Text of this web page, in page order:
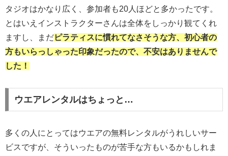
タジオはかなり広く、参加者も20人ほどと多かったです。
とはいえインストラクターさんは全体をしっかり観てくれ
ますし、まだピラティスに慣れてなさそうな方、初心者の
方もいらっしゃった印象だったので、不安はありませんで
した！
ウエアレンタルはちょっと…
多くの人にとってはウエアの無料レンタルがうれしいサー
ビスですが、そういったものが苦手な方もいるかもしれま